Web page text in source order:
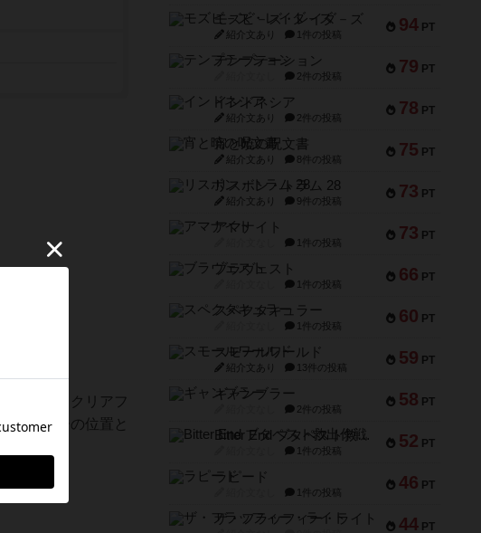
ねると、クリアフ
レイヤーの位置と
94 PT
モズビ－ズ・レイダ－ズ
紹介文あり 1件の投稿
79 PT
テンプテーション
2件の投稿
78 PT
インドネシア
紹介文あり 2件の投稿
75 PT
宵と暁の呪文書
紹介文あり 8件の投稿
73 PT
リスボン・トラム 28
紹介文あり 9件の投稿
73 PT
アマナイト
1件の投稿
66 PT
ブラヴェスト
1件の投稿
60 PT
スペクタキュラー
1件の投稿
59 PT
スモールワールド
紹介文あり 13件の投稿
58 PT
ギャンブラー
2件の投稿
52 PT
Bitter End ブタペスト救出作戦
1件の投稿
46 PT
ラピード
1件の投稿
44 PT
ザ・フラッフィー・ライト